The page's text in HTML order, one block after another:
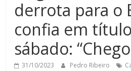
derrota para o
confia em
sábado:
31/10/2023 Pedro Ribeiro